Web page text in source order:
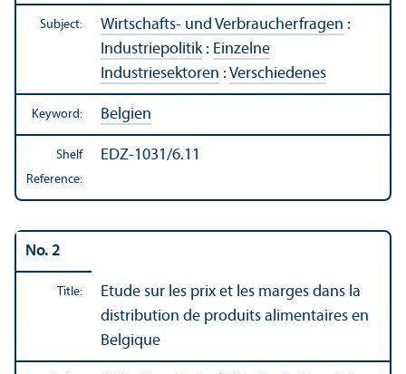
Subject: Wirtschafts- und Verbraucherfragen :
Industriepolitik: Einzelne
Industriesektoren : Verschiedenes
Keyword: Belgien
Shelf
Reference:
EDZ-1031/6.11
No. 2
Title:
Etude sur les prix et les marges dans la
distribution de produits alimentaires en
Belgique